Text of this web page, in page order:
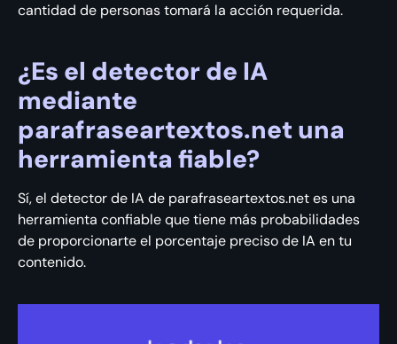
cantidad de personas tomará la acción requerida.
¿Es el detector de IA
mediante
parafraseartextos.net una
herramienta fiable?
Sí, el detector de IA de parafraseartextos.net es una
herramienta confiable que tiene más probabilidades
de proporcionarte el porcentaje preciso de IA en tu
contenido.